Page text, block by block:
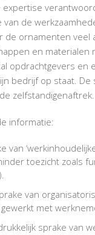
expertise
van de
de ornamenten
en
opdrachtgevers en
bedrijf op staat.
zelfstandigenaftrek.
informatie:
van
toezicht zoals
van
met
sprake van